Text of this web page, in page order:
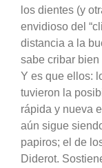
los dientes (y
envidioso del
distancia a la
sabe cribar bien
Y es que ellos:
tuvieron la
rápida y nueva
aún sigue
papiros; el de
Diderot.